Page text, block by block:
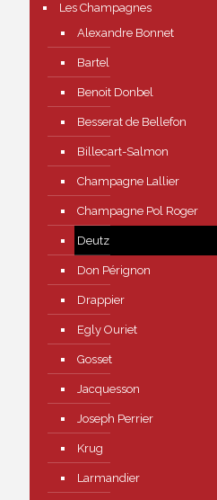
Les Champagnes
Alexandre Bonnet
Bartel
Benoit Donbel
Besserat de Bellefon
Billecart-Salmon
Champagne Lallier
Champagne Pol Roger
Deutz
Don Pérignon
Drappier
Egly Ouriet
Gosset
Jacquesson
Joseph Perrier
Krug
Larmandier